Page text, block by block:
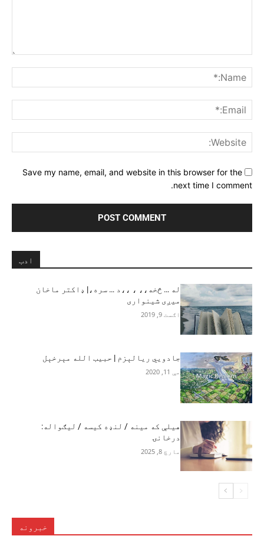
Save my name, email, and website in this browser for the
next time I comment.
ادب
له … څخه،، ، ،،د … سره،| ډاکتر ماخان
میږی شینواری
اګست 9, 2019
جادويي ریالېزم | حبیب الله مېرخېل
مې 11, 2020
هيلې که مينه / لنډه کیسه / لیګواله:
درخانۍ
مارچ 8, 2025
خبرونه